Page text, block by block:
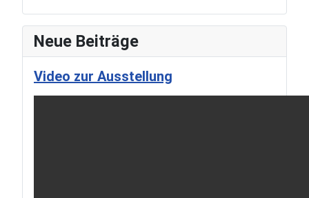
Neue Beiträge
Video zur Ausstellung